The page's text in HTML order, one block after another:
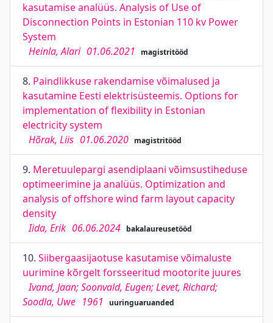
kasutamise analüüs. Analysis of Use of
Disconnection Points in Estonian 110 kv Power
System
Heinla, Alari 01.06.2021 magistritööd
8. Paindlikkuse rakendamise võimalused ja
kasutamine Eesti elektrisüsteemis. Options for
implementation of flexibility in Estonian
electricity system
Hõrak, Liis 01.06.2020 magistritööd
9. Meretuulepargi asendiplaani võimsustiheduse
optimeerimine ja analüüs. Optimization and
analysis of offshore wind farm layout capacity
density
Iida, Erik 06.06.2024 bakalaureusetööd
10. Siibergaasijaotuse kasutamise võimaluste
uurimine kõrgelt forsseeritud mootorite juures
Ivand, Jaan; Soonvald, Eugen; Levet, Richard;
Soodla, Uwe 1961 uuringuaruanded